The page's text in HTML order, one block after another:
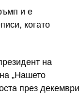
и е
когато
на
„Нашето
през декември